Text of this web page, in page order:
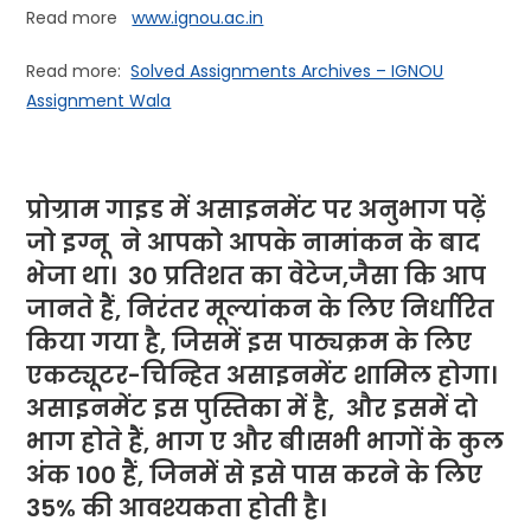
Read morewww.ignou.ac.in
Read more:Solved Assignments Archives – IGNOU
Assignment Wala
प्रोग्राम गाइड में असाइनमेंट पर अनुभाग पढ़ें
जोइग्नू ने आपको आपके नामांकन के बाद
भेजा था। 30 प्रतिशत का वेटेज,जैसा कि आप
जानते हैं, निरंतर मूल्यांकन के लिए निर्धारित
किया गया है, जिसमें इस पाठ्यक्रम के लिए
एकट्यूटर-चिन्हित असाइनमेंट शामिल होगा।
असाइनमेंट इस पुस्तिका में है, और इसमें दो
भाग होते हैं, भाग ए और बी।सभी भागों के कुल
अंक 100 हैं, जिनमें से इसे पास करने के लिए
35% की आवश्यकता होती है।